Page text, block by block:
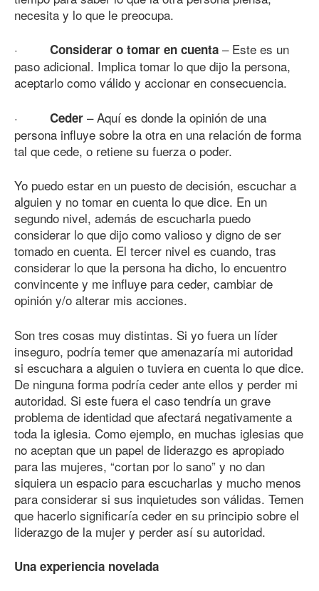
necesita y lo que le preocupa.
· Considerar o tomar en cuenta – Este es un
paso adicional. Implica tomar lo que dijo la persona,
aceptarlo como válido y accionar en consecuencia.
· Ceder – Aquí es donde la opinión de una
persona influye sobre la otra en una relación de forma
tal que cede, o retiene su fuerza o poder.
Yo puedo estar en un puesto de decisión, escuchar a
alguien y no tomar en cuenta lo que dice. En un
segundo nivel, además de escucharla puedo
considerar lo que dijo como valioso y digno de ser
tomado en cuenta. El tercer nivel es cuando, tras
considerar lo que la persona ha dicho, lo encuentro
convincente y me influye para ceder, cambiar de
opinión y/o alterar mis acciones.
Son tres cosas muy distintas. Si yo fuera un líder
inseguro, podría temer que amenazaría mi autoridad
si escuchara a alguien o tuviera en cuenta lo que dice.
De ninguna forma podría ceder ante ellos y perder mi
autoridad. Si este fuera el caso tendría un grave
problema de identidad que afectará negativamente a
toda la iglesia. Como ejemplo, en muchas iglesias que
no aceptan que un papel de liderazgo es apropiado
para las mujeres, “cortan por lo sano” y no dan
siquiera un espacio para escucharlas y mucho menos
para considerar si sus inquietudes son válidas. Temen
que hacerlo significaría ceder en su principio sobre el
liderazgo de la mujer y perder así su autoridad.
Una experiencia novelada